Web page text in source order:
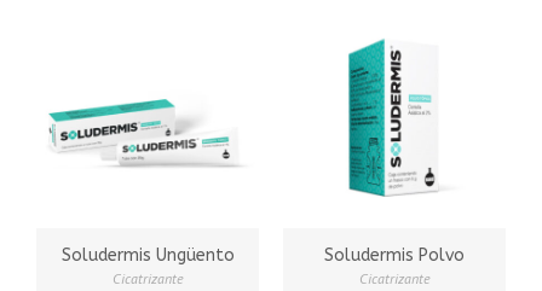
Soludermis Ungüento
Cicatrizante
Soludermis Polvo
Cicatrizante